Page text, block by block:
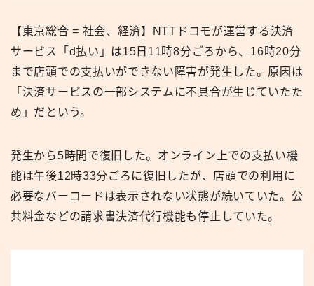
【東京総合 = 社会、経済】NTTドコモが運営する決済
サービス「d払い」は15日11時8分ごろから、16時20分
まで店頭での支払いができない障害が発生した。原因は
「決済サービスの一部システムに不具合が生じていたた
め」だという。
発生から5時間で復旧した。オンライン上での支払い機
能は午後12時33分ごろに復旧したが、店頭での利用に
必要なバーコードは表示されない状態が続いていた。公
共料金などの請求書決済代行機能も停止していた。